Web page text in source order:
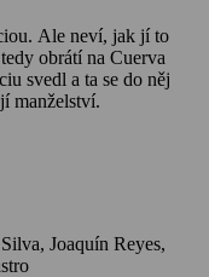
Ale neví, jak jí to
obrátí na Cuerva
svedl a ta se do něj
manželství.
Castro